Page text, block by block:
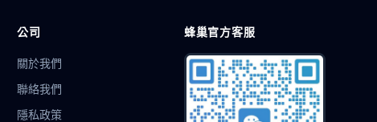
公司
關於我們
聯絡我們
隱私政策
蜂巢官方客服